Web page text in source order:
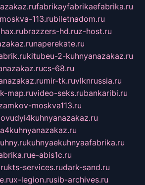
fabrikayfabrikaefabrika.ru
113.rubiletnadom.ru
brazzers-hd.ruz-host.ru
naperekate.ru
kitubeu-2-kuhnyanazakaz.ru
cs-68.ru
mir-tk.ruvlknrussia.ru
map.ruvideo-seks.rubankaribi.ru
moskva113.ru
kuhnyaekuhnyaafabrika.ru
e-abis1c.ru
kts-services.rudark-sand.ru
x-legion.rusib-archives.ru